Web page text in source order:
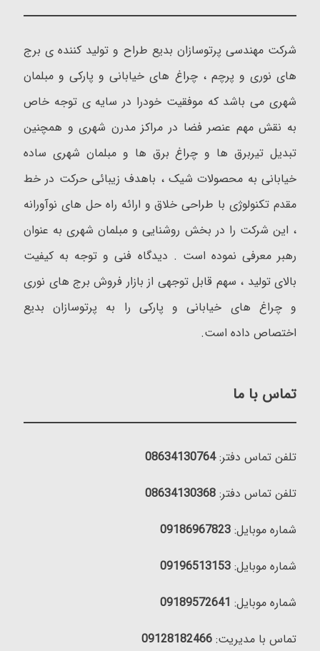
شرکت مهندسی پرتوسازان بدیع طراح و تولید کننده ی برج
های نوری و پرچم ، چراغ های خیابانی و پارکی و مبلمان
شهری می باشد که موفقیت خودرا در سایه ی توجه خاص
به نقش مهم عنصر فضا در مراکز مدرن شهری و همچنین
تبدیل تیربرق ها و چراغ برق ها و مبلمان شهری ساده
خیابانی به محصولات شیک ، باهدف زیبائی حرکت در خط
مقدم تکنولوژی با طراحی خلاق و ارائه راه حل های نوآورانه
، این شرکت را در بخش روشنایی و مبلمان شهری به عنوان
رهبر معرفی نموده است . دیدگاه فنی و توجه به کیفیت
بالای تولید ، سهم قابل توجهی از بازار فروش برج های نوری
و چراغ های خیابانی و پارکی را به پرتوسازان بدیع
اختصاص داده است.
تماس با ما
تلفن تماس دفتر:08634130764
تلفن تماس دفتر:08634130368
شماره موبایل:09186967823
شماره موبایل:09196513153
شماره موبایل: 09189572641
تماس با مدیریت:09128182466